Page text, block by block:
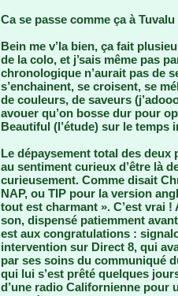
Ca se passe comme ça à Tuvalu
Bein me v’la bien, ça fait
de la colo, et j’sais même pas
chronologique n’aurait pas de
s’enchainent, se croisent, se
de couleurs, de saveurs
avouer qu’on bosse dur pour
Beautiful (l’étude) sur le temps
Le dépaysement total des
au sentiment curieux d’être là
curieusement. Comme disait
NAP, ou TIP pour la version
tout est charmant ». C’est vrai
son, dispensé patiemment
est aux congratulations :
intervention sur Direct 8, qui
par ses soins du communiqué
qui lui s’est prêté quelques
d’une radio Californienne pour